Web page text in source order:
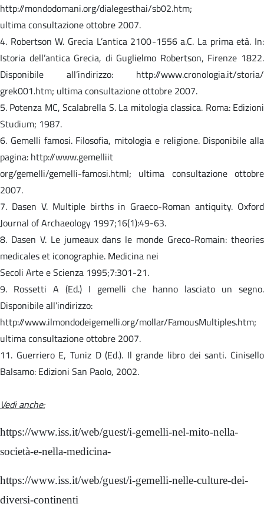
http://mondodomani.org/dialegesthai/sb02.htm;
ultima consultazione ottobre 2007.
4. Robertson W. Grecia L’antica 2100-1556 a.C. La prima età. In:
Istoria dell’antica Grecia, di Guglielmo Robertson, Firenze 1822.
Disponibile all’indirizzo: http://www.cronologia.it/storia/
grek001.htm; ultima consultazione ottobre 2007.
5. Potenza MC, Scalabrella S. La mitologia classica. Roma: Edizioni
Studium; 1987.
6. Gemelli famosi. Filosofia, mitologia e religione. Disponibile alla
pagina: http://www.gemelliit
org/gemelli/gemelli-famosi.html; ultima consultazione ottobre
2007.
7. Dasen V. Multiple births in Graeco-Roman antiquity. Oxford
Journal of Archaeology 1997;16(1):49-63.
8. Dasen V. Le jumeaux dans le monde Greco-Romain: theories
medicales et iconographie. Medicina nei
Secoli Arte e Scienza 1995;7:301-21.
9. Rossetti A (Ed.) I gemelli che hanno lasciato un segno.
Disponibile all’indirizzo:
http://www.ilmondodeigemelli.org/mollar/FamousMultiples.htm;
ultima consultazione ottobre 2007.
11. Guerriero E, Tuniz D (Ed.). Il grande libro dei santi. Cinisello
Balsamo: Edizioni San Paolo, 2002.
Vedi anche:
https://www.iss.it/web/guest/i-gemelli-nel-mito-nella-
società-e-nella-medicina-
https://www.iss.it/web/guest/i-gemelli-nelle-culture-dei-
diversi-continenti